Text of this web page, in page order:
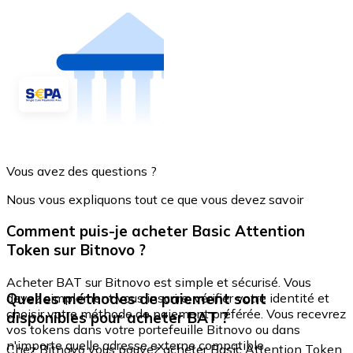
Vous avez des questions ?
Nous vous expliquons tout ce que vous devez savoir
Comment puis-je acheter Basic Attention
Token sur Bitnovo ?
Acheter BAT sur Bitnovo est simple et sécurisé. Vous
devez simplement vous inscrire, vérifier votre identité et
choisir votre méthode de paiement préférée. Vous recevrez
vos tokens dans votre portefeuille Bitnovo ou dans
n'importe quelle adresse externe compatible.
Quelles méthodes de paiement sont
disponibles pour acheter BAT ?
Chez Bitnovo vous pouvez acheter Basic Attention Token